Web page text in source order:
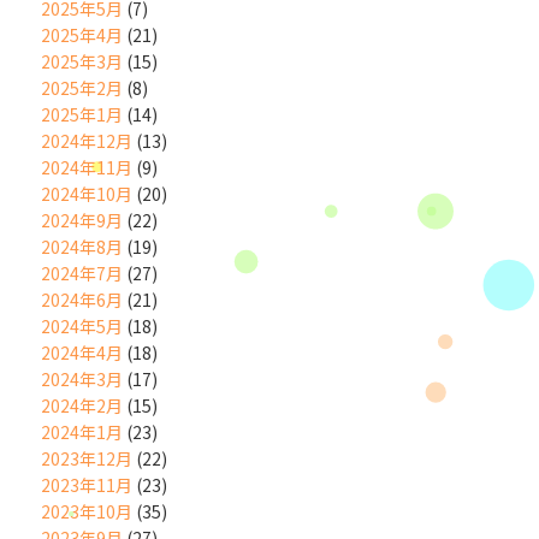
2025年5月 (7)
2025年4月 (21)
2025年3月 (15)
2025年2月 (8)
2025年1月 (14)
2024年12月 (13)
2024年11月 (9)
2024年10月 (20)
2024年9月 (22)
2024年8月 (19)
2024年7月 (27)
2024年6月 (21)
2024年5月 (18)
2024年4月 (18)
2024年3月 (17)
2024年2月 (15)
2024年1月 (23)
2023年12月 (22)
2023年11月 (23)
2023年10月 (35)